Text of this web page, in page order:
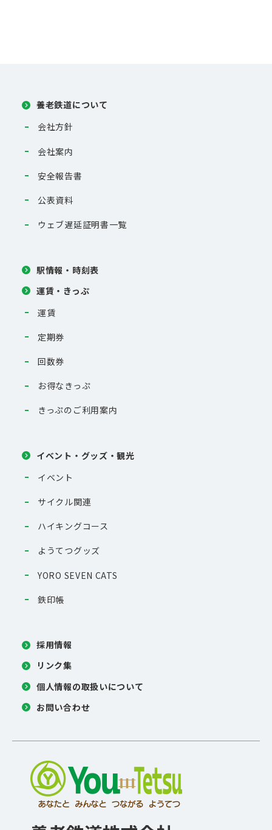
養老鉄道について
会社方針
会社案内
安全報告書
公表資料
ウェブ遅延証明書一覧
駅情報・時刻表
運賃・きっぷ
運賃
定期券
回数券
お得なきっぷ
きっぷのご利用案内
イベント・グッズ・観光
イベント
サイクル関連
ハイキングコース
ようてつグッズ
YORO SEVEN CATS
鉄印帳
採用情報
リンク集
個人情報の取扱いについて
お問い合わせ